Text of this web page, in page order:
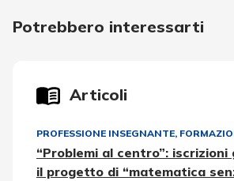
Potrebbero interessarti
Articoli
PROFESSIONE INSEGNANTE,
“Problemi al centro”:
il progetto di “matematica